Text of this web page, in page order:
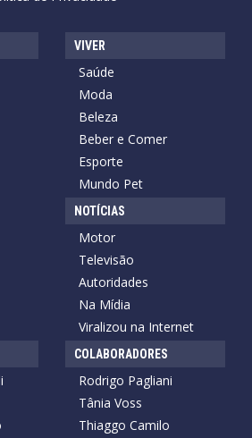
VIVER
Saúde
Moda
Beleza
Beber e Comer
Esporte
Mundo Pet
NOTÍCIAS
Motor
Televisão
Autoridades
Na Mídia
Viralizou na Internet
COLABORADORES
Rodrigo Pagliani
Tânia Voss
Thiaggo Camilo